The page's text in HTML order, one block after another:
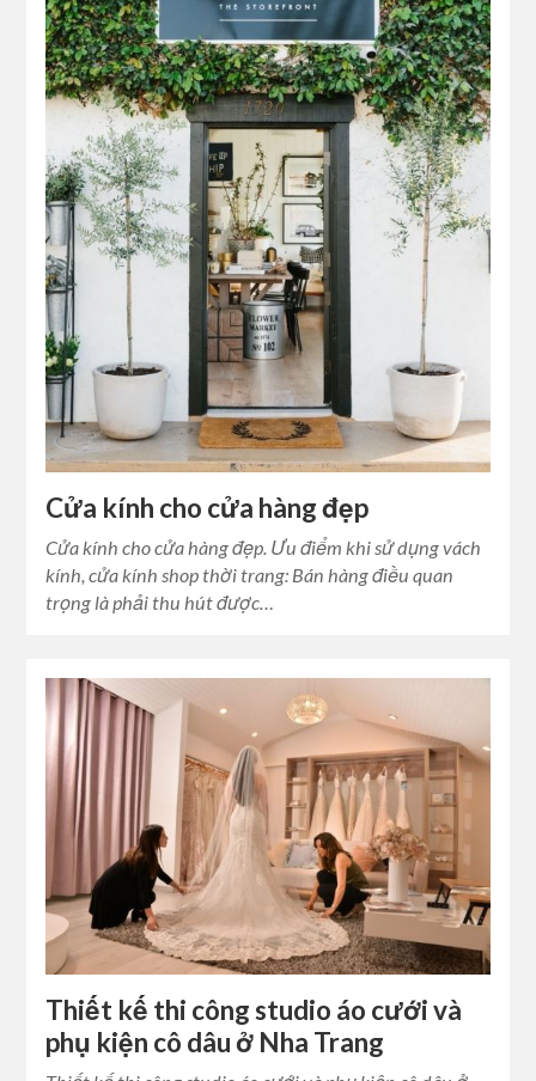
Cửa kính cho cửa hàng đẹp
Cửa kính cho cửa hàng đẹp. Ưu điểm khi sử dụng vách
kính, cửa kính shop thời trang: Bán hàng điều quan
trọng là phải thu hút được…
Thiết kế thi công studio áo cưới và
phụ kiện cô dâu ở Nha Trang